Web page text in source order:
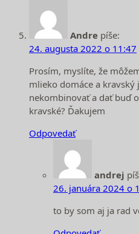
Andre píše:
24. augusta 2022 o 11:47
Prosím, myslíte, že
mlieko domáce a kravský
nekombinovať a dať buď
kravské? Ďakujem
Odpovedať
andrej
26. januára 2024 o
to by som aj ja rad